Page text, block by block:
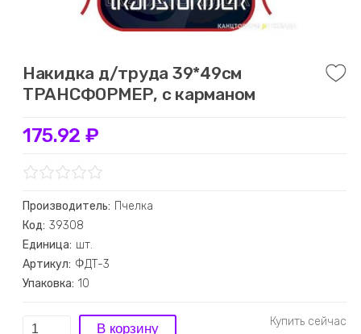
Накидка д/труда 39*49см
ТРАНСФОРМЕР, с карманом
175.92 ₽
Производитель: Пчелка
Код: 39308
Единица: шт.
Артикул: ФДТ-3
Упаковка: 10